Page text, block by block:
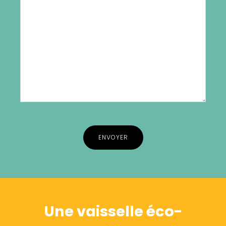
Une vaisselle éco-